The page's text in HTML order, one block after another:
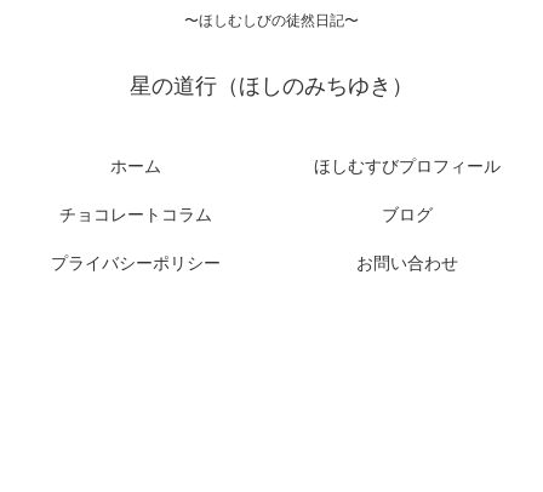
〜ほしむしびの徒然日記〜
星の道行（ほしのみちゆき）
ホーム ほしむすびプロフィール
チョコレートコラム ブログ
プライバシーポリシー お問い合わせ